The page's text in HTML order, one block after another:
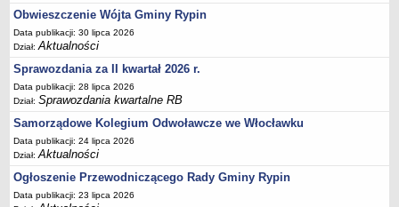
Akty Prawne, Dzienniki Ustaw, Monitory Polskie
Prawo miejscowe
Zarządzenia
Studium uwarunkowań i kierunków zagospodarowania
przestrzennego
Dane przestrzenne - MPZP
Stałe obwody głosowania, numery, granice oraz siedziby
obwodowych komisji wyborczych, opis granic okręgów wyborczych
Plan ogólny gminy Rypin
Obwieszczenie Wójta Gminy Rypin
Data publikacji: 30 lipca 2026
Dział:Aktualności
Sprawozdania za II kwartał 2026 r.
Data publikacji: 28 lipca 2026
Dział:Sprawozdania kwartalne RB
Samorządowe Kolegium Odwoławcze we Włocławku
Data publikacji: 24 lipca 2026
Dział:Aktualności
Ogłoszenie Przewodniczącego Rady Gminy Rypin
Data publikacji: 23 lipca 2026